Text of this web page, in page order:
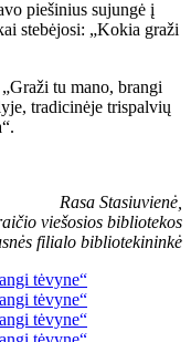
piešinius sujungė į
stebėjosi: „Kokia graži
tu mano, brangi
tradicinėje trispalvių
Rasa Stasiuvienė,
viešosios bibliotekos
filialo bibliotekininkė